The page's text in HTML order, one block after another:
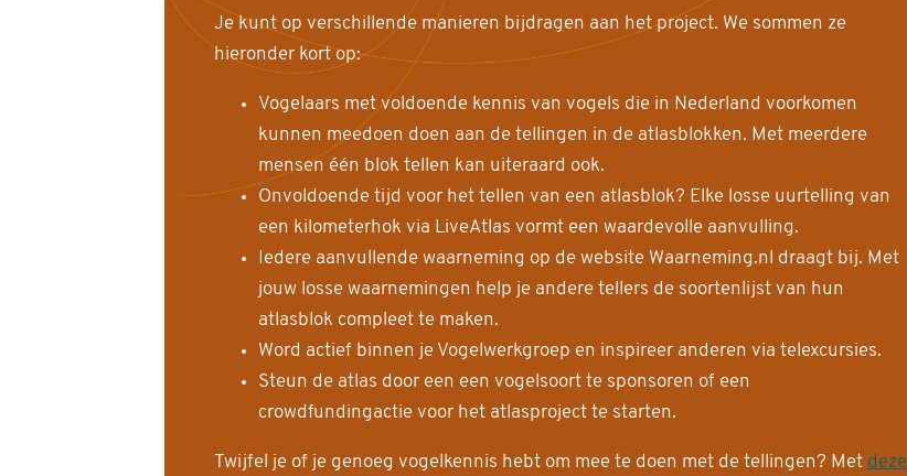
Je kunt op verschillende manieren bijdragen aan het project. We sommen ze
hieronder kort op:
Vogelaars met voldoende kennis van vogels die in Nederland voorkomen
kunnen meedoen doen aan de tellingen in de atlasblokken. Met meerdere
mensen één blok tellen kan uiteraard ook.
Onvoldoende tijd voor het tellen van een atlasblok? Elke losse uurtelling van
een kilometerhok via LiveAtlas vormt een waardevolle aanvulling.
Iedere aanvullende waarneming op de website Waarneming.nl draagt bij. Met
jouw losse waarnemingen help je andere tellers de soortenlijst van hun
atlasblok compleet te maken.
Word actief binnen je Vogelwerkgroep en inspireer anderen via telexcursies.
Steun de atlas door een een vogelsoort te sponsoren of een
crowdfundingactie voor het atlasproject te starten.
Twijfel je of je genoeg vogelkennis hebt om mee te doen met de tellingen? Met deze